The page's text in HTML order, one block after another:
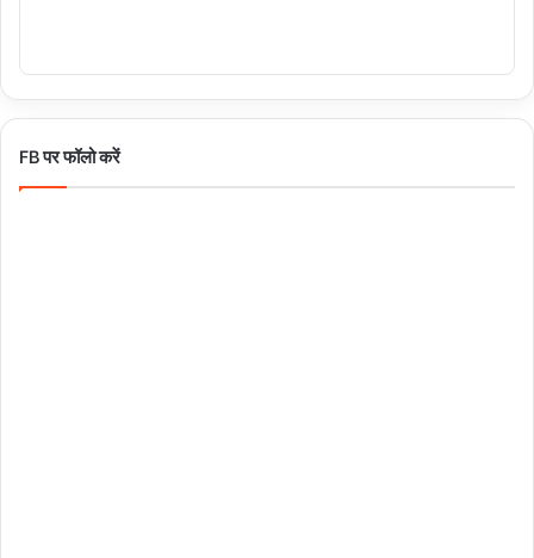
FB पर फॉलो करें